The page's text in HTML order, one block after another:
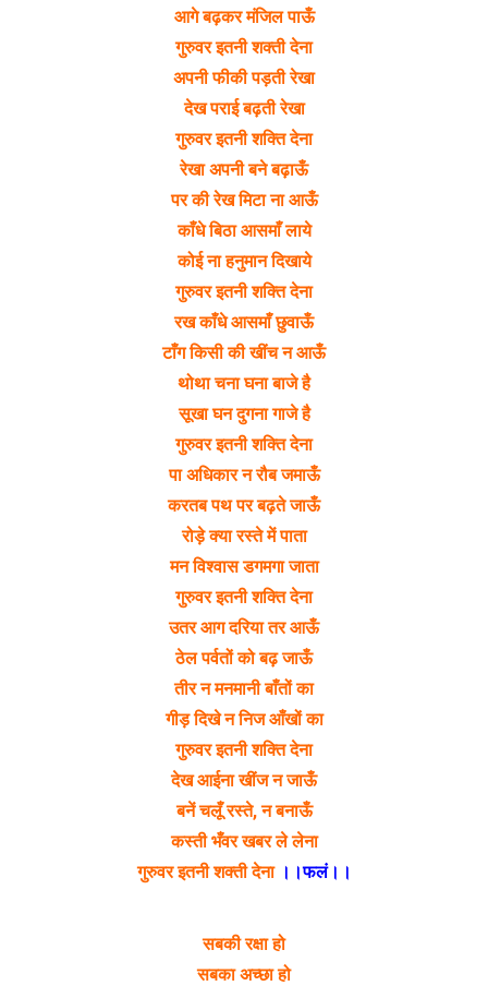
आगे बढ़कर मंजिल पाऊँ
गुरुवर इतनी शक्ती देना
अपनी फीकी पड़ती रेखा
देख पराई बढ़ती रेखा
गुरुवर इतनी शक्ति देना
रेखा अपनी बने बढ़ाऊँ
पर की रेख मिटा ना आऊँ
काँधे बिठा आसमाँ लाये
कोई ना हनुमान दिखाये
गुरुवर इतनी शक्ति देना
रख काँधे आसमाँ छुवाऊँ
टाँग किसी की खींच न आऊँ
थोथा चना घना बाजे है
सूखा घन दुगना गाजे है
गुरुवर इतनी शक्ति देना
पा अधिकार न रौब जमाऊँ
करतब पथ पर बढ़ते जाऊँ
रोड़े क्या रस्ते में पाता
मन विश्वास डगमगा जाता
गुरुवर इतनी शक्ति देना
उतर आग दरिया तर आऊँ
ठेल पर्वतों को बढ़ जाऊँ
तीर न मनमानी बाँतों का
गीड़ दिखे न निज आँखों का
गुरुवर इतनी शक्ति देना
देख आईना खींज न जाऊँ
बनें चलूँ रस्ते, न बनाऊँ
कस्ती भँवर खबर ले लेना
गुरुवर इतनी शक्ती देना।।फलं।।
सबकी रक्षा हो
सबका अच्छा हो